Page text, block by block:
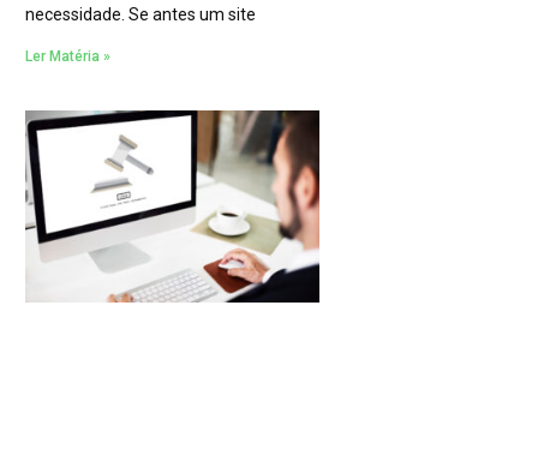
necessidade. Se antes um site
Ler Matéria »